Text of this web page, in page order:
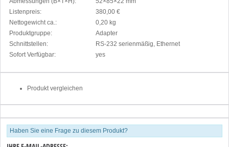
Listenpreis:
380,00 €
Nettogewicht ca.:
0,20 kg
Produktgruppe:
Adapter
Schnittstellen:
RS-232 serienmäßig, Ethernet
Sofort Verfügbar:
yes
Produkt vergleichen
Haben Sie eine Frage zu diesem Produkt?